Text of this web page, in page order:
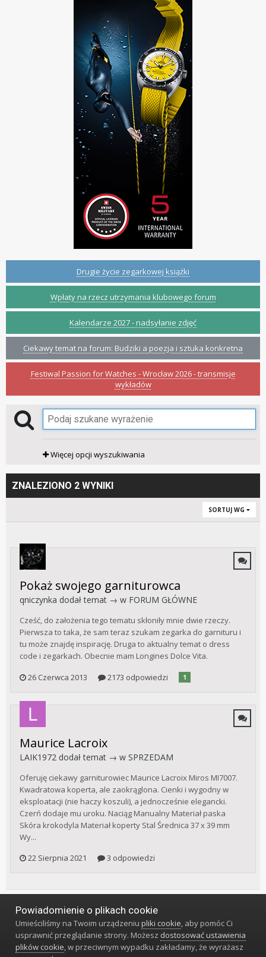
Drugie życie zegarkowej książki
Wpłaty na rzecz utrzymania klubowego forum
Kalendarze 2027 - nadsyłanie zdjęć
Ciekawy temat na forum: Budziki a poezja i sztuka konkretna
Festiwal Passion for Watches - Wrocław 2026 - transmisje
wykładów
Więcej opcji wyszukiwania
ZNALEZIONO 2 WYNIKI
SORTUJ WG
Pokaż swojego garniturowca
qniczynka dodał temat → w FORUM GŁÓWNE
Cześć, do założenia tego tematu skłoniły mnie dwie rzeczy.
Pierwsza to taka, że sam teraz szukam zegarka do garnituru i
tu może znajdę inspirację. Druga to aktualny temat o dress
code i zegarkach. Obecnie mam Longines Dolce Vita.
26 Czerwca 2013
2173 odpowiedzi 1
Maurice Lacroix
LAIK1972 dodał temat → w SPRZEDAM
Oferuję ciekawy garniturowiec Maurice Lacroix Miros MI7007.
Kwadratowa koperta, ale zaokrąglona. Cienki i wygodny w
eksploatacji (nie haczy koszuli), a jednocześnie elegancki.
Czerń dodaje mu uroku. Naciąg Manualny Materiał paska
Skóra krokodyla Materiał koperty Stal Średnica 37 x 39 mm
Wy...
22 Sierpnia 2021
3 odpowiedzi
Język Styl Polityka prywatności
Klub Miłośników Zegarów i Zegarków
Powered by Invision Community
Powiadomienie o plikach cookie
Umieściliśmy na Twoim urządzeniupliki cookie, aby pomóc Ci
usprawnić przeglądanie strony. Możesz dostosować ustawienia
plików cookie, w przeciwnym wypadku zakładamy, że wyrażasz